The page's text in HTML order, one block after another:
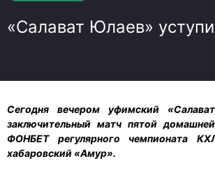
«Салават Юлаев»
Сегодня вечером уфимский
заключительный матч пятой
ФОНБЕТ регулярного чемпионата
хабаровский «Амур».